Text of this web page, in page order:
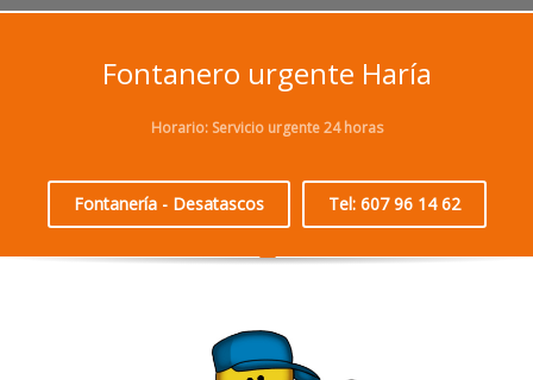
Fontanero urgente Haría
Horario: Servicio urgente 24 horas
Fontanería - Desatascos Tel: 607 96 14 62